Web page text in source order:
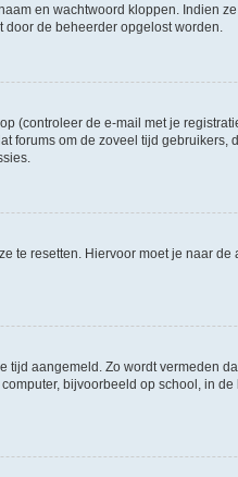
en wachtwoord kloppen. Indien
de beheerder opgelost worden.
(controleer de e-mail met je
om de zoveel tijd
te resetten. Hiervoor moet je naar
aangemeld. Zo wordt vermeden
bijvoorbeeld op school, in